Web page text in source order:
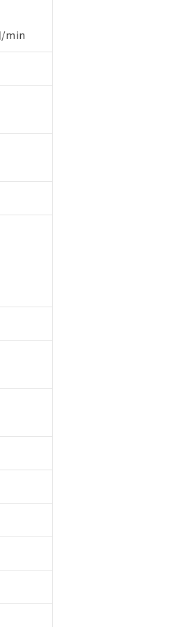
/min
標準価格(税抜)を提供させていただ
商品もあることをご了承ください。
の社内データに基づき作成されるも
なる場合があることをご了承くださ
様担当のオムロン制御機器販売店・
は、I-Webメンバーズにご登録され
いて、当社および当社の共同利用者
な範囲で利用することをご了承くだ
ジフェニルエーテル類(PBDE) 1000ppm以下、
ンジル（BBP） 1000ppm以下、フタル酸ジブチ
います。
有を証明するものではありません。
までの期間は出荷製品に未対応品が
とがない限り、2022年1月12日よ
します。
示します。
臭化ジフェニルエーテル類) : 1000ppm、
タル酸ブチルベンジル) : 1000ppm、
ます。
に深刻な影響を及ぼさない年数を意
める商品（以下｢規制貨物等」とい
輸出されないよう必要な手段を講じ
はその他武器並びにこれらの製造装
の内容を当該第三者に通知します。
おそれがある場合は、取り引きをい
たはお客様担当のオムロン制御